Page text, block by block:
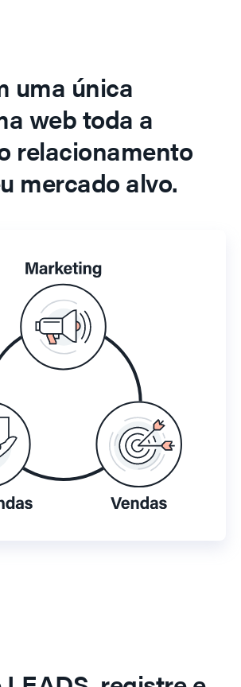
uma única
web toda a
relacionamento
mercado alvo.